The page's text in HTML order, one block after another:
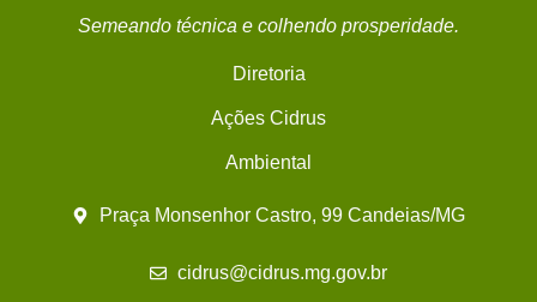
Semeando técnica e colhendo prosperidade.
Diretoria
Ações Cidrus
Ambiental
Praça Monsenhor Castro, 99 Candeias/MG
cidrus@cidrus.mg.gov.br